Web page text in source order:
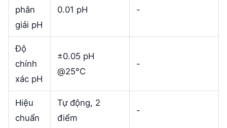
phân
giải pH
0.01 pH -
Độ
chính
xác pH
±0.05 pH
@25°C
-
Hiệu
chuẩn
Tự động, 2
điểm
-